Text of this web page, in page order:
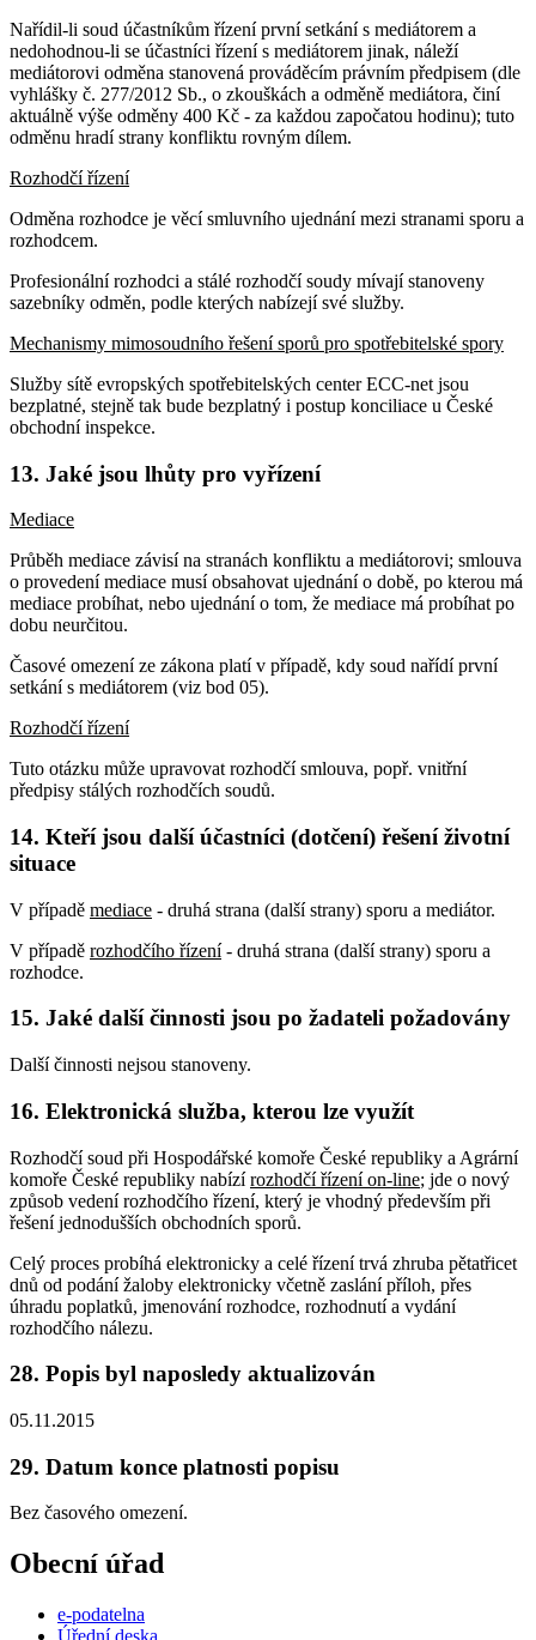
Nařídil-li soud účastníkům řízení první setkání s mediátorem a
nedohodnou-li se účastníci řízení s mediátorem jinak, náleží
mediátorovi odměna stanovená prováděcím právním předpisem (dle
vyhlášky č. 277/2012 Sb., o zkouškách a odměně mediátora, činí
aktuálně výše odměny 400 Kč - za každou započatou hodinu); tuto
odměnu hradí strany konfliktu rovným dílem.
Rozhodčí řízení
Odměna rozhodce je věcí smluvního ujednání mezi stranami sporu a
rozhodcem.
Profesionální rozhodci a stálé rozhodčí soudy mívají stanoveny
sazebníky odměn, podle kterých nabízejí své služby.
Mechanismy mimosoudního řešení sporů pro spotřebitelské spory
Služby sítě evropských spotřebitelských center ECC-net jsou
bezplatné, stejně tak bude bezplatný i postup konciliace u České
obchodní inspekce.
13. Jaké jsou lhůty pro vyřízení
Mediace
Průběh mediace závisí na stranách konfliktu a mediátorovi; smlouva
o provedení mediace musí obsahovat ujednání o době, po kterou má
mediace probíhat, nebo ujednání o tom, že mediace má probíhat po
dobu neurčitou.
Časové omezení ze zákona platí v případě, kdy soud nařídí první
setkání s mediátorem (viz bod 05).
Rozhodčí řízení
Tuto otázku může upravovat rozhodčí smlouva, popř. vnitřní
předpisy stálých rozhodčích soudů.
14. Kteří jsou další účastníci (dotčení) řešení životní
situace
V případě mediace - druhá strana (další strany) sporu a mediátor.
V případě rozhodčího řízení- druhá strana (další strany) sporu a
rozhodce.
15. Jaké další činnosti jsou po žadateli požadovány
Další činnosti nejsou stanoveny.
16. Elektronická služba, kterou lze využít
Rozhodčí soud při Hospodářské komoře České republiky a Agrární
komoře České republiky nabízírozhodčí řízení on-line; jde o nový
způsob vedení rozhodčího řízení, který je vhodný především při
řešení jednodušších obchodních sporů.
Celý proces probíhá elektronicky a celé řízení trvá zhruba pětatřicet
dnů od podání žaloby elektronicky včetně zaslání příloh, přes
úhradu poplatků, jmenování rozhodce, rozhodnutí a vydání
rozhodčího nálezu.
28. Popis byl naposledy aktualizován
05.11.2015
29. Datum konce platnosti popisu
Bez časového omezení.
Obecní úřad
e-podatelna